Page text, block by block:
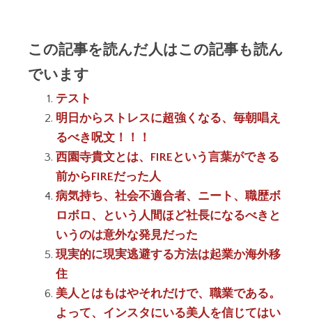
この記事を読んだ人はこの記事も読ん
でいます
テスト
明日からストレスに超強くなる、毎朝唱え
るべき呪文！！！
西園寺貴文とは、FIREという言葉ができる
前からFIREだった人
病気持ち、社会不適合者、ニート、職歴ボ
ロボロ、という人間ほど社長になるべきと
いうのは意外な発見だった
現実的に現実逃避する方法は起業か海外移
住
美人とはもはやそれだけで、職業である。
よって、インスタにいる美人を信じてはい